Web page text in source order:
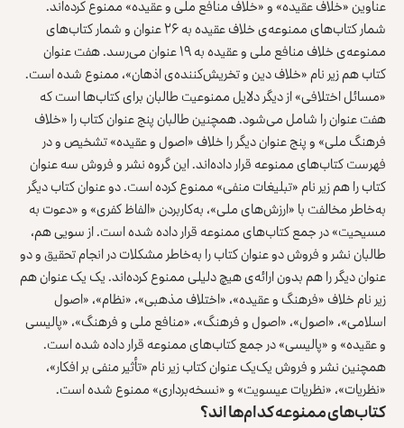
عناوین «خلاف عقیده» و «خلاف منافع ملی و عقیده» ممنوع کرده‌اند.
شمار کتاب‌های ممنوعه‌ی خلاف عقیده به ۲۶ عنوان و شمار کتاب‌های
ممنوعه‌ی خلاف منافع ملی و عقیده به ۱۹ عنوان می‌رسد. هفت عنوان
کتاب هم زیر نام «خلاف دین و تخریش‌کننده‌ی اذهان»، ممنوع شده است.
«مسائل اختلافی» از دیگر دلایل ممنوعیت طالبان برای کتاب‌ها است که
هفت عنوان را شامل می‌شود. همچنین طالبان پنج عنوان کتاب را «خلاف
فرهنگ ملی» و پنج عنوان دیگر را خلاف «اصول و عقیده» تشخیص و در
فهرست کتاب‌های ممنوعه قرار داده‌اند. این گروه نشر و فروش سه عنوان
کتاب را هم زیر نام «تبلیغات منفی» ممنوع کرده است. دو عنوان کتاب دیگر
به‌خاطر مخالفت با «ارزش‌های ملی»، به‌کاربردن «الفاظ کفری» و «دعوت به
مسیحیت» در جمع کتاب‌های ممنوعه قرار داده شده است. از سویی هم،
طالبان نشر و فروش دو عنوان کتاب را به‌خاطر مشکلات در انجام تحقیق و دو
عنوان دیگر را هم بدون ارائه‌ی هیچ دلیلی ممنوع کرده‌اند. یک یک عنوان هم
زیر نام خلاف «فرهنگ و عقیده»، «اختلاف مذهبی»، «نظام»، «اصول
اسلامی»، «اصول»، «اصول و فرهنگ»، «منافع ملی و فرهنگ»، «پالیسی
و عقیده» و «پالیسی» در جمع کتاب‌های ممنوعه قرار داده شده است.
همچنین نشر و فروش یک‌یک عنوان کتاب زیر نام «تأثیر منفی بر افکار»،
«نظریات»، «نظریات عیسویت» و «نسخه‌برداری» ممنوع شده است.
کتاب‌های ممنوعه کدام‌ها اند؟